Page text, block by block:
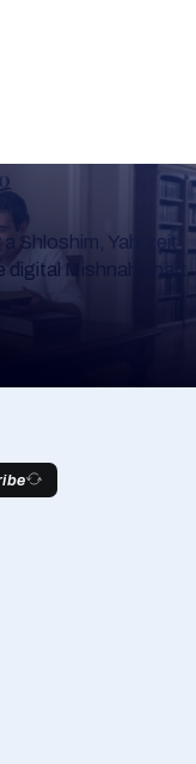
Shloshim, Yahrzeit
digital Mishnah chart